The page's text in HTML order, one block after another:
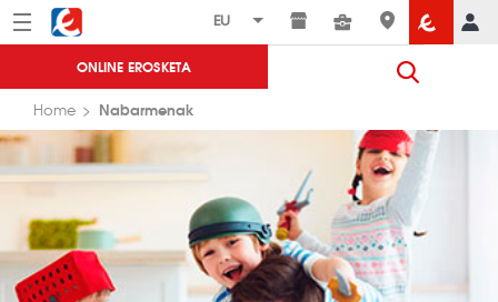
Menú Eroski
ONLINE EROSKETA
Home Nabarmenak